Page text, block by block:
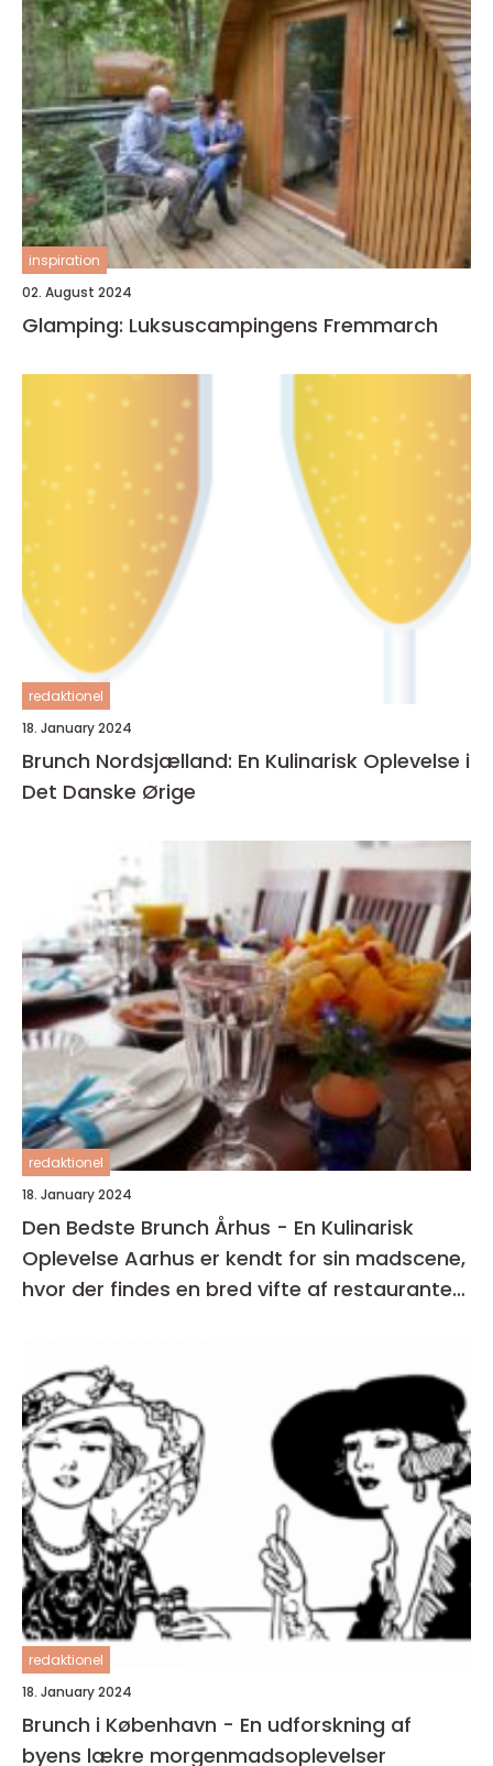
inspiration
02. August 2024
Glamping: Luksuscampingens Fremmarch
redaktionel
18. January 2024
Brunch Nordsjælland: En Kulinarisk Oplevelse i
Det Danske Ørige
redaktionel
18. January 2024
Den Bedste Brunch Århus - En Kulinarisk
Oplevelse Aarhus er kendt for sin madscene,
hvor der findes en bred vifte af restauranter,
redaktionel
18. January 2024
Brunch i København - En udforskning af
byens lækre morgenmadsoplevelser